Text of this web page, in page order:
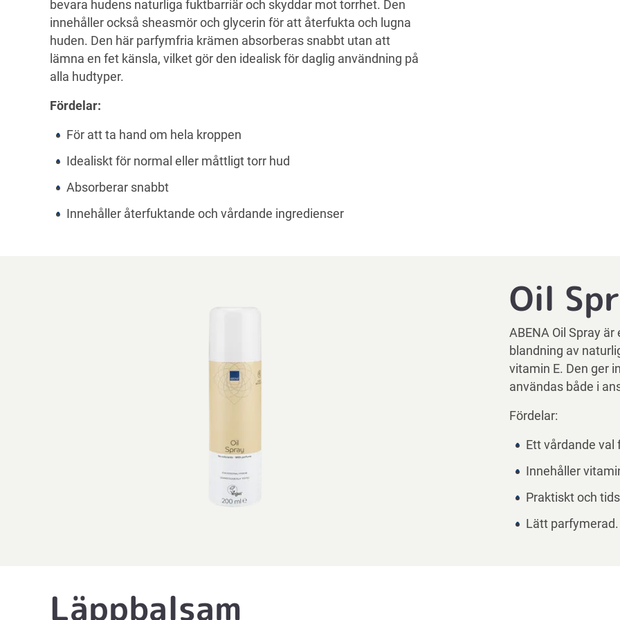
bevara hudens naturliga fuktbarriär och skyddar mot torrhet. Den
innehåller också sheasmör och glycerin för att återfukta och lugna
huden. Den här parfymfria krämen absorberas snabbt utan att
lämna en fet känsla, vilket gör den idealisk för daglig användning på
alla hudtyper.
Fördelar:
För att ta hand om hela kroppen
Idealiskt för normal eller måttligt torr hud
Absorberar snabbt
Innehåller återfuktande och vårdande ingredienser
Oil
ABENA Oil Spray
blandning av
vitamin E. Den ger
användas både i
Fördelar:
Ett vårdande val
Innehåller
Praktiskt och
Lätt parfymerad.
Läppbalsam